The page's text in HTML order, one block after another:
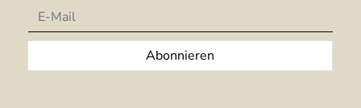
Newsletter
Abonnieren